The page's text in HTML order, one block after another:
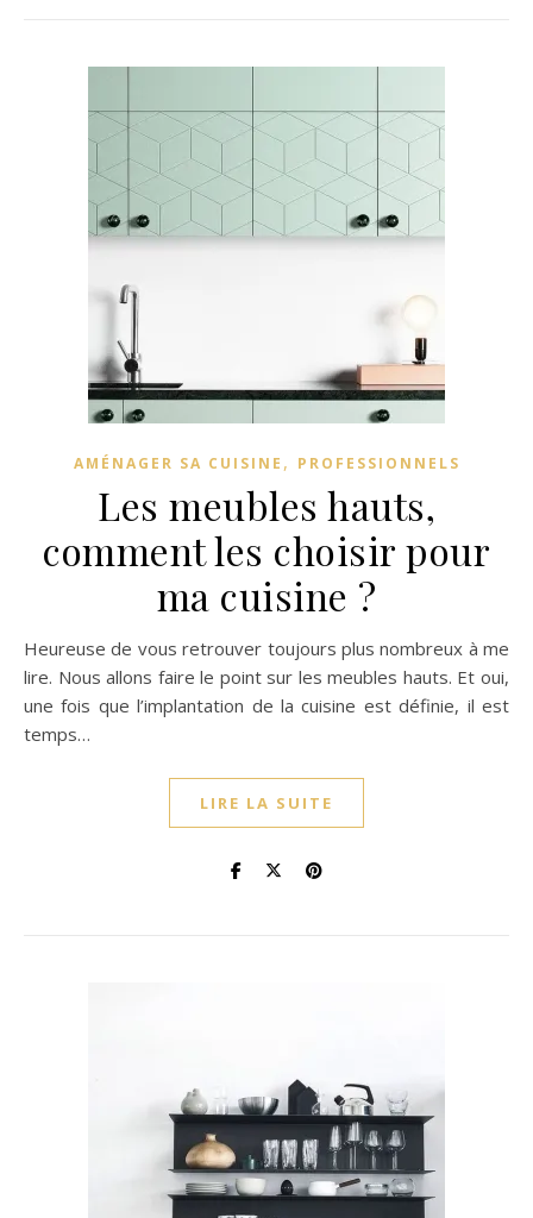
AMÉNAGER SA CUISINE , PROFESSIONNELS
Les meubles hauts,
comment les choisir pour
ma cuisine ?
Heureuse de vous retrouver toujours plus nombreux à me
lire. Nous allons faire le point sur les meubles hauts. Et oui,
une fois que l’implantation de la cuisine est définie, il est
temps…
LIRE LA SUITE